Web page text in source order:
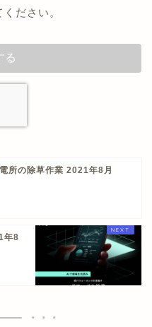
ださい。
所の除草作業 2021年8月
年8